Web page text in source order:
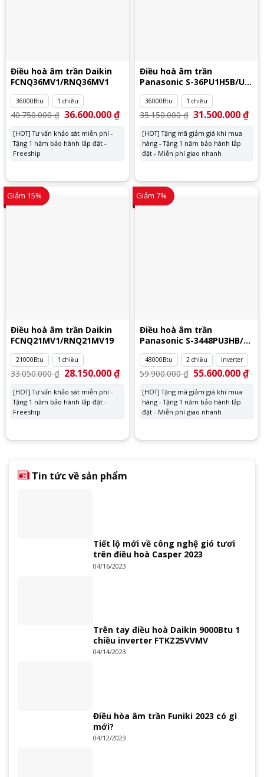
Điều hoà âm trần Daikin
FCNQ36MV1/RNQ36MV1
36000Btu 1 chiều
40.750.000₫ Giá
gốc
là:
40.750.000 ₫.
36.600.000₫Giá
tại
36.600.000 ₫.
[HOT] Tư vấn khảo sát miễn phí -
Tặng 1 năm bảo hành lắp đặt -
Freeship
Điều hoà âm trần
Panasonic S-36PU1H5B/U-
36PN1H8
36000Btu 1 chiều
35.150.000₫ Giá
gốc
là:
35.150.000 ₫.
31.500.000₫Giá
tại
[HOT] Tặng mã giảm giá khi mua
hàng - Tặng 1 năm bảo hành lắp
đặt - Miễn phí giao nhanh
Giảm 15%
Điều hoà âm trần Daikin
FCNQ21MV1/RNQ21MV19
21000Btu 1 chiều
33.050.000₫ Giá
gốc
là:
33.050.000 ₫.
28.150.000₫Giá
tại
28.150.000 ₫.
[HOT] Tư vấn khảo sát miễn phí -
Tặng 1 năm bảo hành lắp đặt -
Freeship
Giảm 7%
Điều hoà âm trần
Panasonic S-3448PU3HB/U-
48PZ3H5
48000Btu 2 chiều Inverter
59.900.000₫ Giá
gốc
là:
59.900.000 ₫.
55.600.000₫Giá
tại
[HOT] Tặng mã giảm giá khi mua
hàng - Tặng 1 năm bảo hành lắp
đặt - Miễn phí giao nhanh
Tin tức về sản phẩm
Tiết lộ mới về công nghệ gió tươi
trên điều hoà Casper 2023
04/16/2023
Trên tay điều hoà Daikin 9000Btu 1
chiều inverter FTKZ25VVMV
04/14/2023
Điều hòa âm trần Funiki 2023 có gì
mới?
04/12/2023